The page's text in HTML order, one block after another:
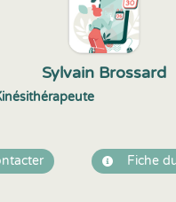
Sylvain Brossard
Fiche